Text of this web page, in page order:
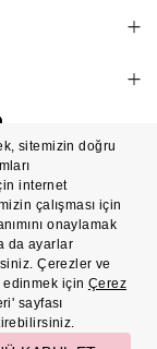
işletilen ticari
İşlem Rehberi